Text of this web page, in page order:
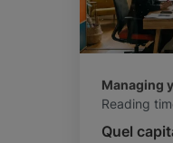
Managing
Reading
Quel